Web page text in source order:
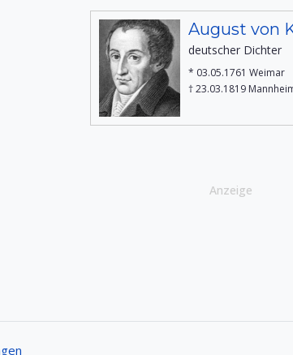
August von
deutscher Dichter
* 03.05.1761 Weimar
† 23.03.1819
Anzeige